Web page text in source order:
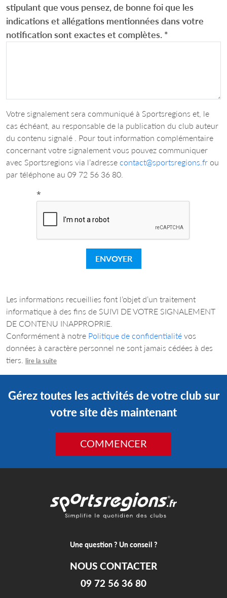
stipulant que vous pensez, de bonne foi que les
indications et allégations mentionnées dans votre
notification sont exactes et complètes. *
Votre signalement sera communiqué à Sportsregions et, le
cas échéant, au responsable de la publication du club auteur
du contenu signalé . Pour tout information complémentaire
concernant votre signalement vous pouvez communiquer
avec Sportsregions via l’adresse contact@sportsregions.fr ou
par téléphone au 09 72 56 36 80.
*
ENVOYER
Les informations recueillies font l’objet d’un traitement
informatique à des fins de SUIVI DE VOTRE SIGNALEMENT
DE CONTENU INAPPROPRIE.
Conformément à notre Politique de confidentialité vos
données à caractère personnel ne sont jamais cédées à des
tiers.
lire la suite
Gérez toutes les activités de votre club sur
votre site dès maintenant
COMMENCER
Une question ? Un conseil ?
NOUS CONTACTER
09 72 56 36 80